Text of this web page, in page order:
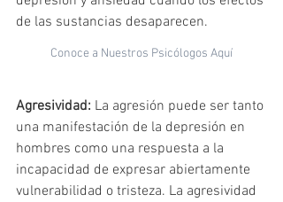
de las sustancias desaparecen.
Conoce a Nuestros Psicólogos Aquí
Agresividad: La agresión puede ser tanto
una manifestación de la depresión en
hombres como una respuesta a la
incapacidad de expresar abiertamente
vulnerabilidad o tristeza. La agresividad